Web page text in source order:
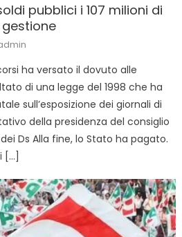
pubblici i 107 milioni di
ha versato il dovuto alle
di una legge del 1998 che ha
sull’esposizione dei giornali di
della presidenza del consiglio
Ds Alla fine, lo Stato ha pagato.
[…]